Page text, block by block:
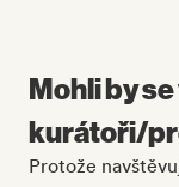
Mohli by
kurátoři/
Protože